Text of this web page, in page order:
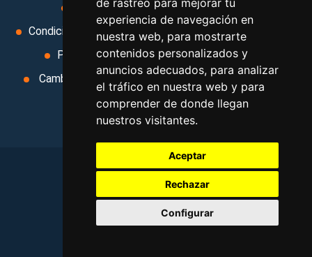
de rastreo para mejorar tu
experiencia de navegación en
nuestra web, para mostrarte
contenidos personalizados y
anuncios adecuados, para analizar
el tráfico en nuestra web y para
comprender de donde llegan
nuestros visitantes.
Aceptar
Rechazar
Configurar
Aviso legal
Condiciones de uso
Condiciones Generales
Ley de Viajes Combinados
Política de privacidad
Uso de cookies
Cambiar preferencias de cookies
Area privada
Contacto
2026